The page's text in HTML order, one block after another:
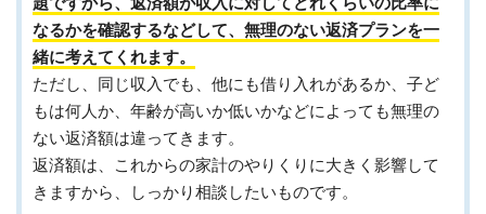
なるかを確認するなどして、無理のない返済プランを一
緒に考えてくれます。
ただし、同じ収入でも、他にも借り入れがあるか、子ど
もは何人か、年齢が高いか低いかなどによっても無理の
ない返済額は違ってきます。
返済額は、これからの家計のやりくりに大きく影響して
きますから、しっかり相談したいものです。